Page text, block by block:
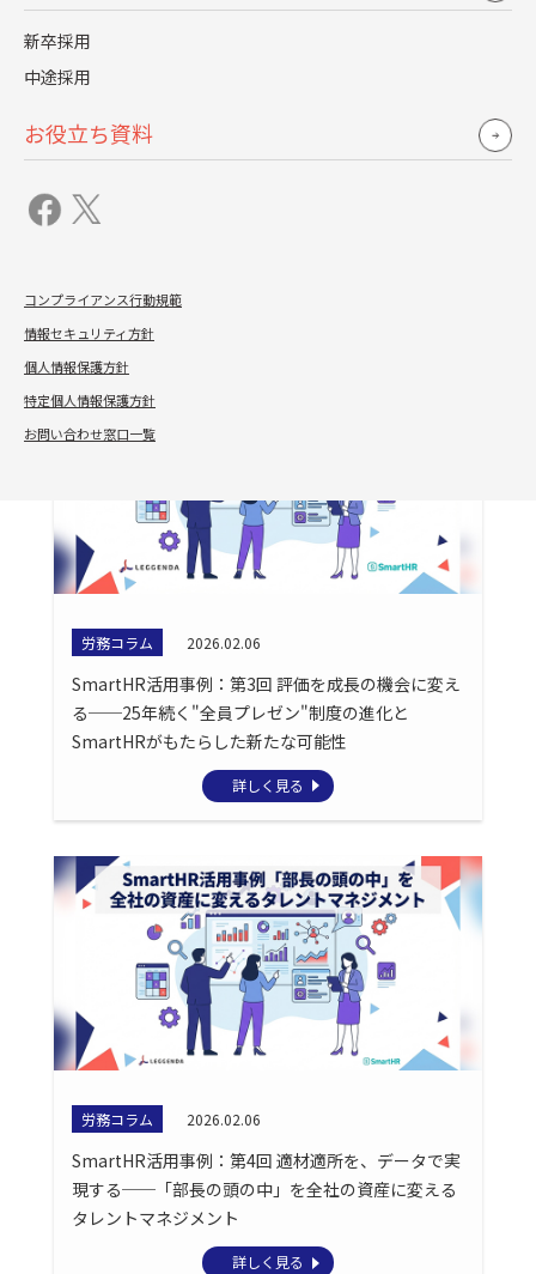
新卒採用
中途採用
お役立ち資料
コンプライアンス行動規範
情報セキュリティ方針
個人情報保護方針
特定個人情報保護方針
お問い合わせ窓口一覧
労務コラム 2026.01.30
SmartHR活用事例：第2回 働き方への裁量が、満足
労務コラム 2026.02.06
SmartHR活用事例：第3回 評価を成長の機会に変え
る──25年続く"全員プレゼン"制度の進化と
SmartHRがもたらした新たな可能性
詳しく見る
労務コラム 2026.02.06
SmartHR活用事例：第4回 適材適所を、データで実
現する──「部長の頭の中」を全社の資産に変える
タレントマネジメント
詳しく見る